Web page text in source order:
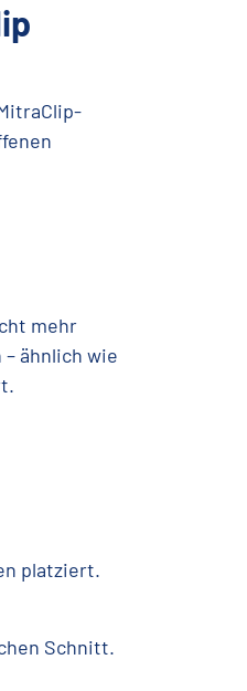
mehr
ähnlich wie
platziert.
Schnitt.